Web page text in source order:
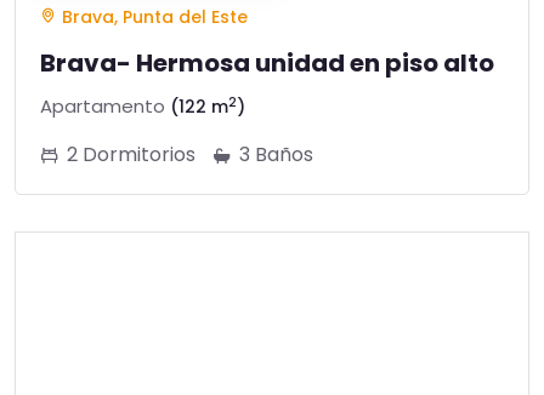
Brava, Punta del Este
Brava- Hermosa unidad en piso alto
Apartamento (122 m2)
2 Dormitorios 3 Baños